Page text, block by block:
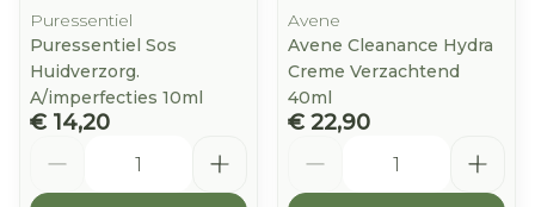
Puressentiel
Puressentiel Sos
Huidverzorg.
A/imperfecties 10ml
€ 14,20
Avene
Avene Cleanance Hydra
Creme Verzachtend
40ml
€ 22,90